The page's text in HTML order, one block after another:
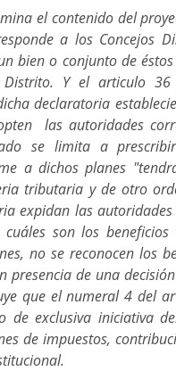
el contenido del
a los Concejos
bien o conjunto de
Y el articulo
declaratoria
las autoridades
se limita a
a dichos planes
tributaria y de otro
expidan las
son los
no se reconocen los
presencia de una
que el numeral 4 del
de exclusiva iniciativa
de impuestos,